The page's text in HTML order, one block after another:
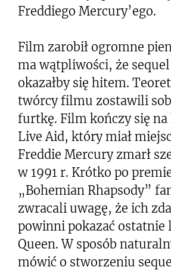
Freddiego Mercury’ego.
Film zarobił ogromne
ma wątpliwości, że
okazałby się hitem.
twórcy filmu zostawili
furtkę. Film kończy się na
Live Aid, który miał
Freddie Mercury zmarł
w 1991 r. Krótko po
„Bohemian Rhapsody”
zwracali uwagę, że ich
powinni pokazać ostatnie
Queen. W sposób
mówić o stworzeniu